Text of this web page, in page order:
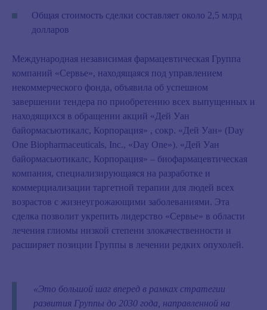
Общая стоимость сделки составляет около 2,5 млрд
долларов
Международная независимая фармацевтическая Группа
компаний «Сервье», находящаяся под управлением
некоммерческого фонда, объявила об успешном
завершении тендера по приобретению всех выпущенных и
находящихся в обращении акций «Дей Уан
байормасьютикалс, Корпорация» , сокр. «Дей Уан» (Day
One Biopharmaceuticals, Inc., «Day One»). «Дей Уан
байормасьютикалс, Корпорация» – биофармацевтическая
компания, специализирующаяся на разработке и
коммерциализации таргетной терапии для людей всех
возрастов с жизнеугрожающими заболеваниями. Эта
сделка позволит укрепить лидерство «Сервье» в области
лечения глиомы низкой степени злокачественности и
расширяет позиции Группы в лечении редких опухолей.
«Это большой шаг вперед в рамках стратегии
развития Группы до 2030 года, направленной на